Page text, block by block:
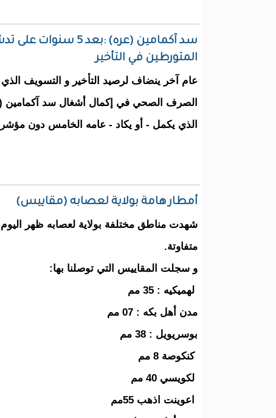
سد آكمامين (عره)
المتورطين في التأخير
عام آخر ينضاف لرصيد التأخير و التسويف الذي
الصرف الصحي في إكمال أشغال سد آكمامين
الذي يكمل - أو يكاد - عامه الخامس دون
أمطار هامة بولاية لعصابه (مقاييس)
شهدت مناطق مختلفة بولاية لعصابه ظهر
متفاوتة.
و سجلت المقاييس التي توصلنا بها:
لهميكيه : 35 مم
مدن أهل بكه : 07 مم
بوسريويل : 38 مم
كنكوصة 8 مم
لكويسي 40 مم
اعوينت اذهب 55مم